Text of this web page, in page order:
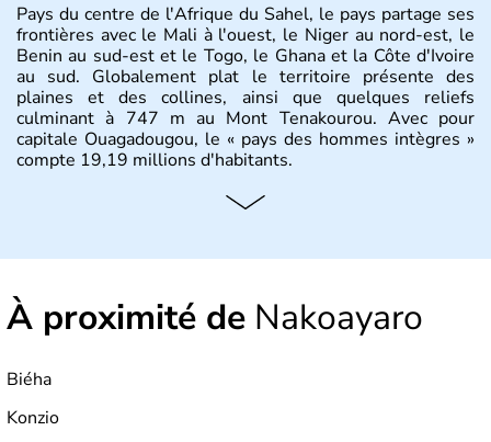
Pays du centre de l'Afrique du Sahel, le pays partage ses
frontières avec le Mali à l'ouest, le Niger au nord-est, le
Benin au sud-est et le Togo, le Ghana et la Côte d'Ivoire
au sud. Globalement plat le territoire présente des
plaines et des collines, ainsi que quelques reliefs
culminant à 747 m au Mont Tenakourou. Avec pour
capitale Ouagadougou, le « pays des hommes intègres »
compte 19,19 millions d'habitants.
À proximité de Nakoayaro
Biéha
Konzio